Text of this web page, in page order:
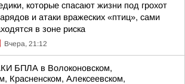
которые спасают жизни под грохот
и атаки вражеских «птиц», сами
в зоне риска
Вчера, 21:12
БПЛА в Волоконовском,
Красненском, Алексеевском,